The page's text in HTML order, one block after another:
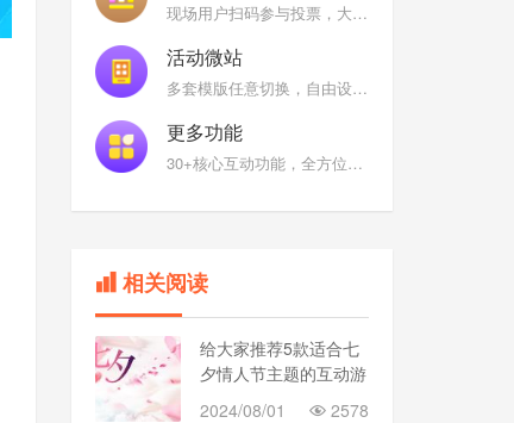
现场用户扫码参与投票，大屏幕展示全场票选结果
活动微站
多套模版任意切换，自由设置互动功能名称及图标
更多功能
30+核心互动功能，全方位满足您的现场需求
相关阅读
给大家推荐5款适合七
夕情人节主题的互动游
2024/08/01 2578